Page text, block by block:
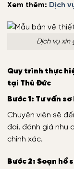
Xem thêm: Dịch
Dịch vụ xin
Quy trình thực
tại Thủ Đức
Bước 1: Tư vấn
Chuyên viên sẽ
đai, đánh giá nhu
chính xác.
Bước 2: Soạn hồ